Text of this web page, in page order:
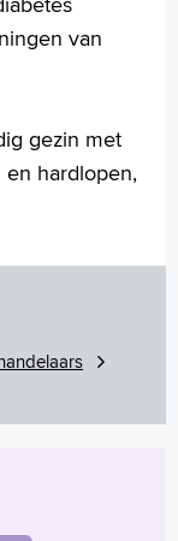
van
gezin met
en hardlopen,